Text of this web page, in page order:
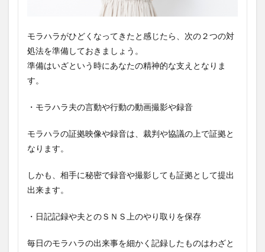
モラハラがひどくなってきたと感じたら、次の２つの対
処法を準備しておきましょう。
準備はいざという時にあなたの精神的な支えとなりま
す。
・モラハラ夫の言動や行動の動画撮影や録音
モラハラの証拠映像や録音は、裁判や協議の上で証拠と
なります。
しかも、相手に秘密で録音や撮影しても証拠として提出
出来ます。
・日記記録や夫とのＳＮＳ上のやり取りを保存
毎日のモラハラの出来事を細かく記録したものはわざと